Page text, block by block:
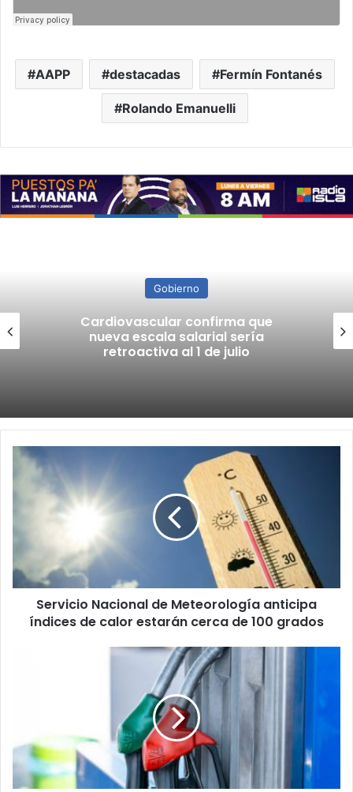
AAPP destacadas Fermín Fontanés
Rolando Emanuelli
Gobierno
Cardiovascular confirma que
nueva escala salarial sería
retroactiva al 1 de julio
Servicio
Nacional
Meteorología
calor
estarán
cercaServicio Nacional de Meteorología anticipa
índices de calor estarán cerca de 100 grados
Crudita